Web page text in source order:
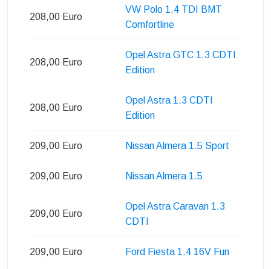
208,00 Euro
VW Polo 1.4 TDI BMT
Comfortline
208,00 Euro
Opel Astra GTC 1.3 CDTI
Edition
208,00 Euro
Opel Astra 1.3 CDTI
Edition
209,00 Euro Nissan Almera 1.5 Sport
209,00 Euro Nissan Almera 1.5
209,00 Euro
Opel Astra Caravan 1.3
CDTI
209,00 Euro Ford Fiesta 1.4 16V Fun